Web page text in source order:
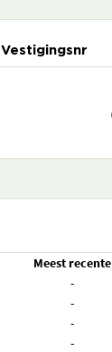
Vestigingsnr
Meest recente
-
-
-
-